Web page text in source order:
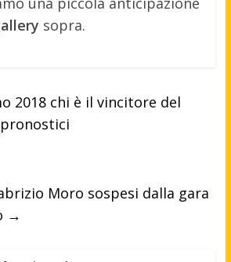
sopra.
2018 chi è il vincitore del
pronostici
Moro sospesi dalla gara
→